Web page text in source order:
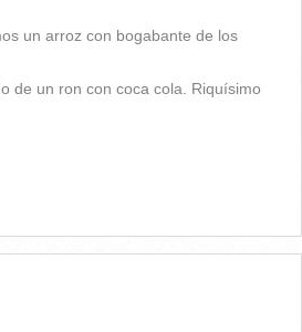
un arroz con bogabante de los
de un ron con coca cola. Riquísimo